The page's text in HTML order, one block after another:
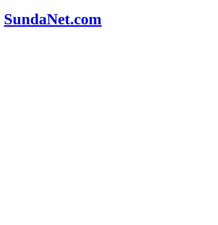
SundaNet.com